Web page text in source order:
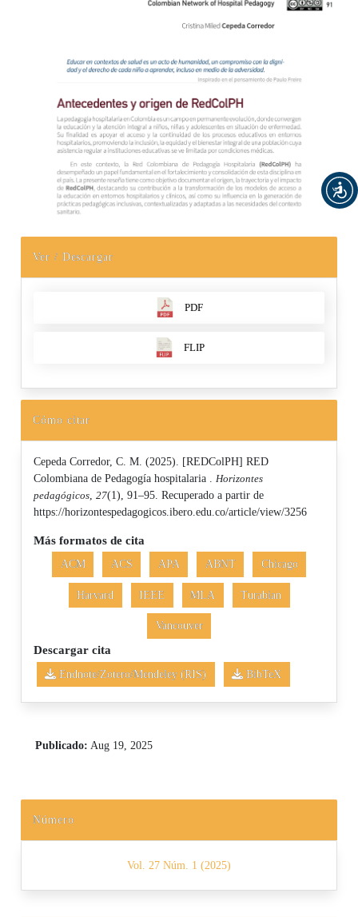
Ver / Descargar
PDF
FLIP
Cómo citar
Cepeda Corredor, C. M. (2025). [REDColPH] RED
Colombiana de Pedagogía hospitalaria . Horizontes
pedagógicos ,27(1), 91–95. Recuperado a partir de
https://horizontespedagogicos.ibero.edu.co/article/view/3256
Más formatos de cita
ACM ACS APA ABNT Chicago
Harvard IEEE MLA Turabian
Vancouver
Descargar cita
Endnote/Zotero/Mendeley (RIS) BibTeX
Publicado: Aug 19, 2025
Número
Vol. 27 Núm. 1 (2025)